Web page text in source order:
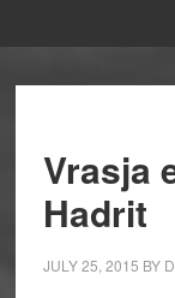
Vrasja
Hadrit
JULY 25, 2015 BY